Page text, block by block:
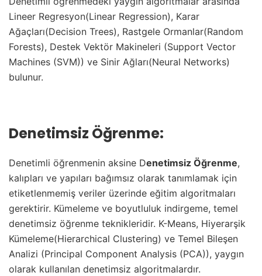
Lineer Regresyon(Linear Regression), Karar
Ağaçları(Decision Trees), Rastgele Ormanlar(Random
Forests), Destek Vektör Makineleri (Support Vector
Machines (SVM)) ve Sinir Ağları(Neural Networks)
bulunur.
Denetimsiz Öğrenme:
Denetimli öğrenmenin aksine Denetimsiz Öğrenme,
kalıpları ve yapıları bağımsız olarak tanımlamak için
etiketlenmemiş veriler üzerinde eğitim algoritmaları
gerektirir. Kümeleme ve boyutluluk indirgeme, temel
denetimsiz öğrenme teknikleridir. K-Means, Hiyerarşik
Kümeleme(Hierarchical Clustering) ve Temel Bileşen
Analizi (Principal Component Analysis (PCA)), yaygın
olarak kullanılan denetimsiz algoritmalardır.